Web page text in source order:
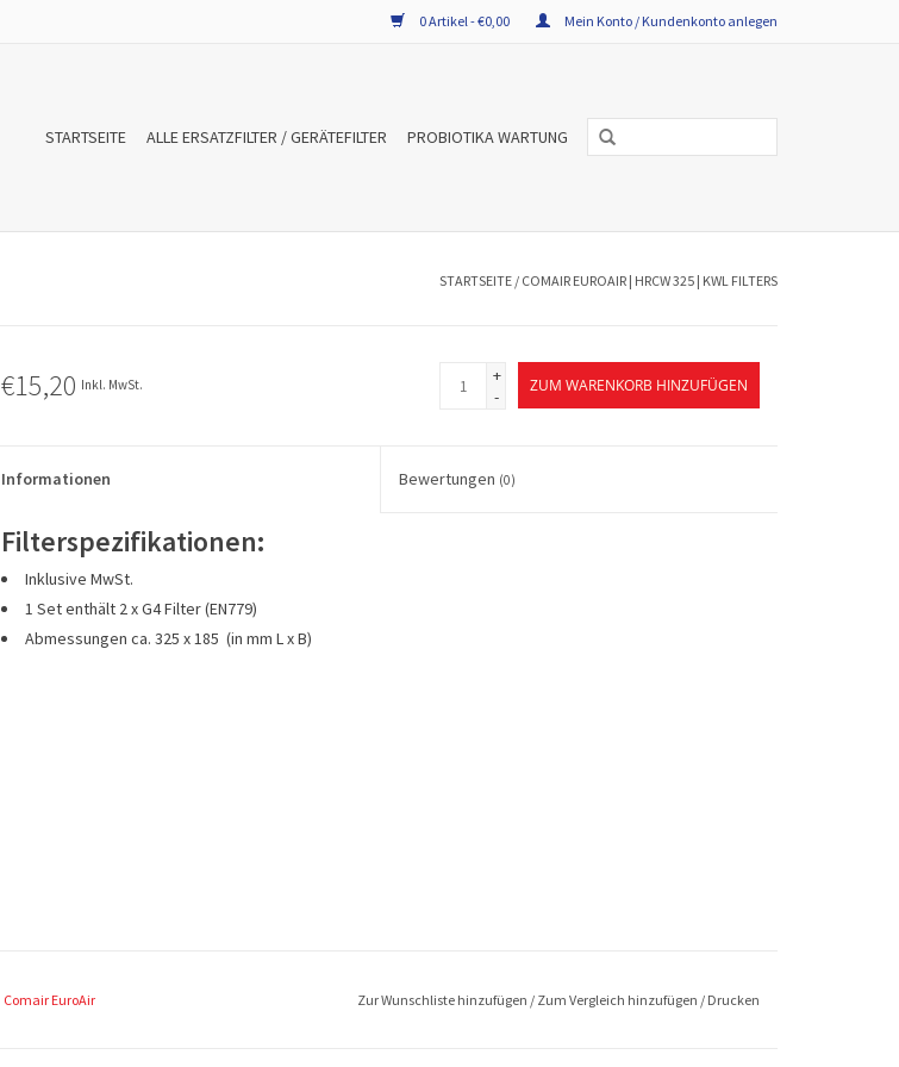
0 Artikel - €0,00 Mein Konto / Kundenkonto anlegen
STARTSEITE ALLE ERSATZFILTER / GERÄTEFILTER PROBIOTIKA WARTUNG
STARTSEITE / COMAIR EUROAIR | HRCW 325 | KWL FILTERS
€15,20 Inkl. MwSt.
+
-
ZUM WARENKORB HINZUFÜGEN
Informationen Bewertungen (0)
Filterspezifikationen:
Inklusive MwSt.
1 Set enthält 2 x G4 Filter (EN779)
Abmessungen ca. 325 x 185 (in mm L x B)
Comair EuroAir Zur Wunschliste hinzufügen / Zum Vergleich hinzufügen / Drucken